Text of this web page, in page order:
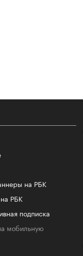
на РБК
РБК
подписка
мобильную